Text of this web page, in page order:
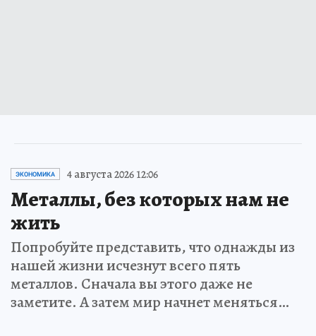
ЭКОНОМИКА 4 августа 2026 12:06
Металлы, без которых нам не
жить
Попробуйте представить, что однажды из
нашей жизни исчезнут всего пять
металлов. Сначала вы этого даже не
заметите. А затем мир начнет меняться…